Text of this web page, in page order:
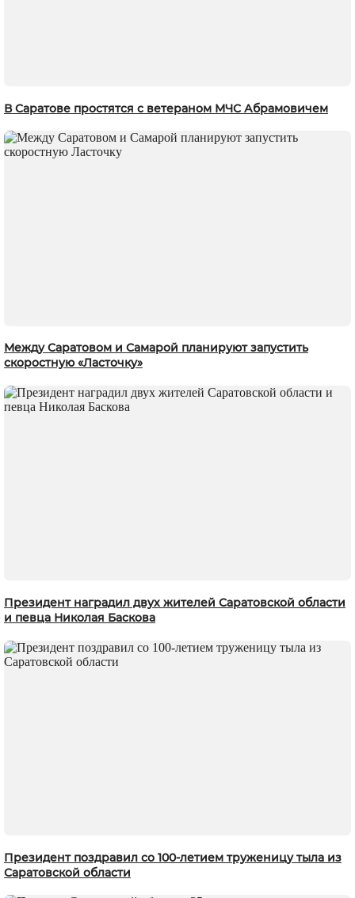
В Саратове простятся с ветераном МЧС Абрамовичем
Между Саратовом и Самарой планируют запустить
скоростную «Ласточку»
Президент наградил двух жителей Саратовской области
и певца Николая Баскова
Президент поздравил со 100-летием труженицу тыла из
Саратовской области